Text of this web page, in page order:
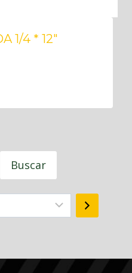
1/4 * 12″
Buscar